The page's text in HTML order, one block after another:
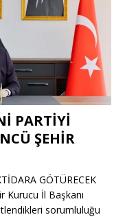
PARTİYİ
ŞEHİR
GÖTÜRECEK
Kurucu İl Başkanı
sorumluluğu